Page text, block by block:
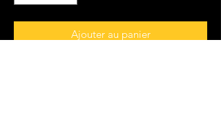
Ajouter au panier